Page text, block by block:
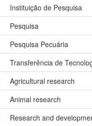
Instituição de Pesquisa
Pesquisa
Pesquisa Pecuária
Transferência de
Agricultural research
Animal research
Research and